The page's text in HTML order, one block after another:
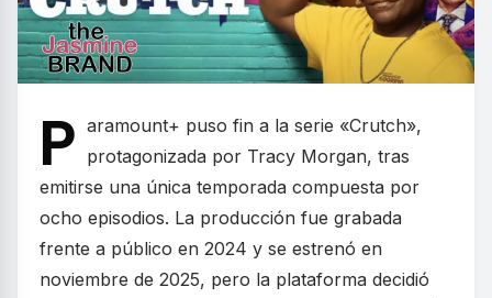
P aramount+ puso fin a la serie «Crutch»,
protagonizada por Tracy Morgan, tras
emitirse una única temporada compuesta por
ocho episodios. La producción fue grabada
frente a público en 2024 y se estrenó en
noviembre de 2025, pero la plataforma decidió